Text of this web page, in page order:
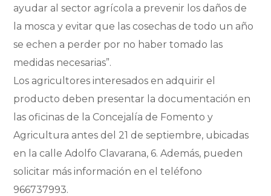
ayudar al sector agrícola a prevenir los daños de
la mosca y evitar que las cosechas de todo un año
se echen a perder por no haber tomado las
medidas necesarias”.
Los agricultores interesados en adquirir el
producto deben presentar la documentación en
las oficinas de la Concejalía de Fomento y
Agricultura antes del 21 de septiembre, ubicadas
en la calle Adolfo Clavarana, 6. Además, pueden
solicitar más información en el teléfono
966737993.